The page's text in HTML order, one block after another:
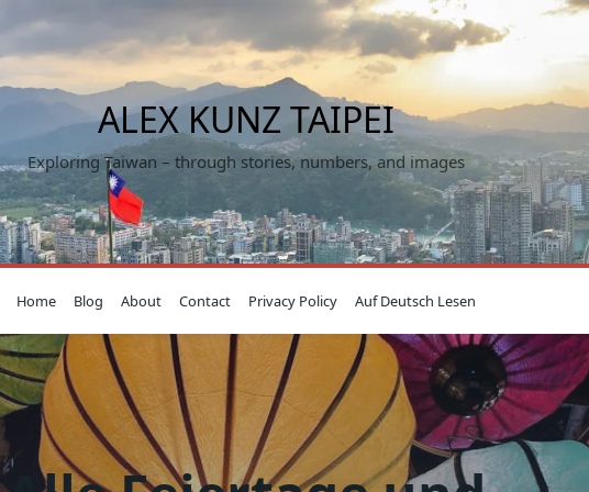
ALEX KUNZ TAIPEI
Exploring Taiwan – through stories, numbers, and images
Home Blog About Contact Privacy Policy Auf Deutsch Lesen